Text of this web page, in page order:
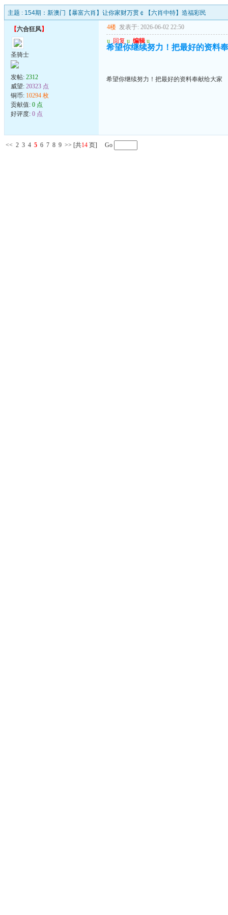
主题 : 154期：新澳门【暴富六肖】让你家财万贯￠【六肖中特】造福彩民
【六合狂风】
圣骑士
发帖: 2312
威望: 20323 点
铜币: 10294 枚
贡献值: 0 点
好评度: 0 点
4楼 发表于: 2026-06-02 22:50
u 回复 u 编辑 u
希望你继续努力！把最好的资料
希望你继续努力！把最好的资料奉献给大家
<< 2 3 4 5 6 7 8 9 >> [共14 页] Go